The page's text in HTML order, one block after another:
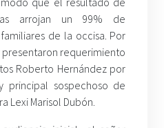
arrojan un 99% de
de la occisa. Por
requerimiento
Roberto Hernández por
sospechoso de
Lexi Marisol Dubón.